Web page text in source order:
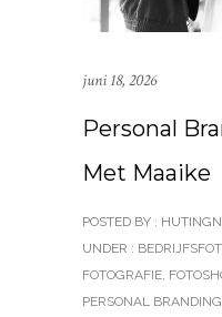
juni 18, 2026
Personal
Met Maaike
POSTED BY :
UNDER :
FOTOGRAFIE,
PERSONAL BRANDING